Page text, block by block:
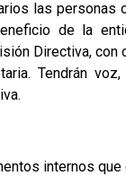
las personas
de la
Directiva,
Tendrán
internos